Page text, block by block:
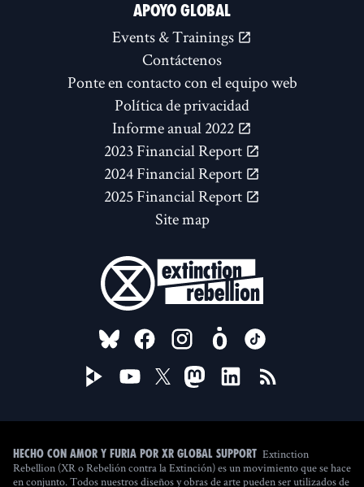
APOYO GLOBAL
Events & Trainings
Contáctenos
Ponte en contacto con el equipo web
Política de privacidad
Informe anual 2022
2023 Financial Report
2024 Financial Report
2025 Financial Report
Site map
FOLLOW US ON
Hecho con amor y furia por XR Global Support Extinction
Rebellion (XR o Rebelión contra la Extinción) es un movimiento que se hace
en conjunto. Todos nuestros diseños y obras de arte pueden ser utilizados de